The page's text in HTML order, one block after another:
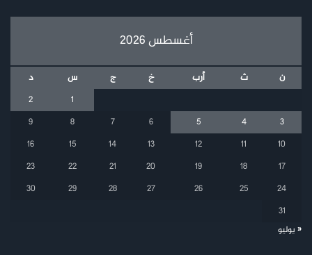
أغسطس 2026
ن ث أرب خ ج س
د
1
2
3
4
5
6
7
8
9
10
11
12
13
14
15
16
17
18
19
20
21
22
23
24
25
26
27
28
29
30
31
« يوليو